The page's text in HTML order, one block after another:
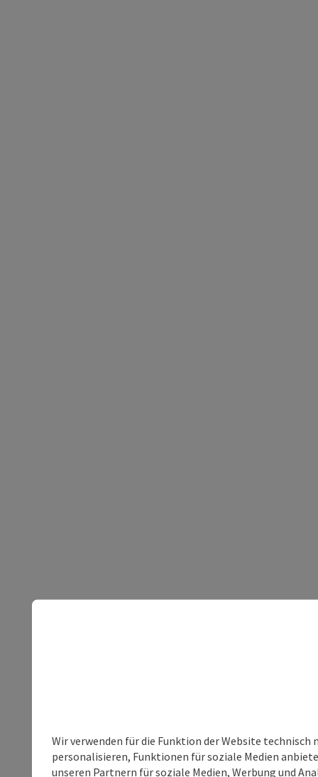
Wir verwenden für die Funktion der Website
personalisieren, Funktionen für soziale Medien
unseren Partnern für soziale Medien, Werbung und